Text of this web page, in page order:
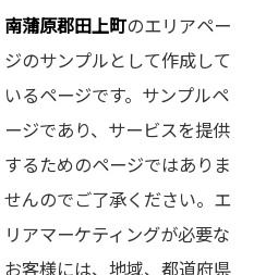
南蒲原郡田上町のエリアペー
ジのサンプルとして作成して
いるページです。サンプルペ
ージであり、サービスを提供
するためのページではありま
せんのでご了承ください。エ
リアマーケティングが必要な
お客様には、地域、都道府県